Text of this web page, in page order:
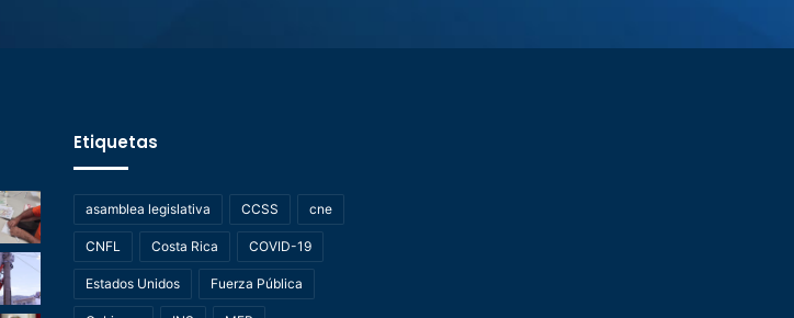
Etiquetas
asamblea legislativa CCSS cne
CNFL Costa Rica COVID-19
Estados Unidos Fuerza Pública